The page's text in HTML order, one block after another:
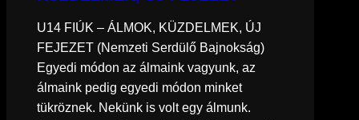
U14 FIÚK – ÁLMOK, KÜZDELMEK, ÚJ
FEJEZET (Nemzeti Serdülő Bajnokság)
Egyedi módon az álmaink vagyunk, az
álmaink pedig egyedi módon minket
tükröznek. Nekünk is volt egy álmunk.